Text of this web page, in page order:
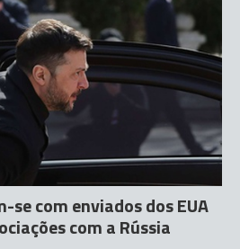
se com enviados dos EUA
com a Rússia